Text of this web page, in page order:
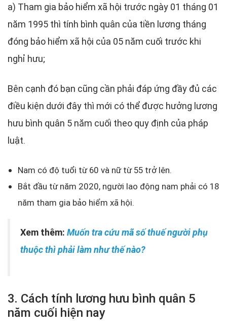
a) Tham gia bảo hiểm xã hội trước ngày 01 tháng 01
năm 1995 thì tính bình quân của tiền lương tháng
đóng bảo hiểm xã hội của 05 năm cuối trước khi
nghỉ hưu;
Bên cạnh đó bạn cũng cần phải đáp ứng đầy đủ các
điều kiện dưới đây thì mới có thể được hưởng lương
hưu bình quân 5 năm cuối theo quy định của pháp
luật.
Nam có độ tuổi từ 60 và nữ từ 55 trở lên.
Bắt đầu từ năm 2020, người lao động nam phải có 18
năm tham gia bảo hiểm xã hội.
Xem thêm: Muốn tra cứu mã số thuế người phụ
thuộc thì phải làm như thế nào?
3. Cách tính lương hưu bình quân 5
năm cuối hiện nay